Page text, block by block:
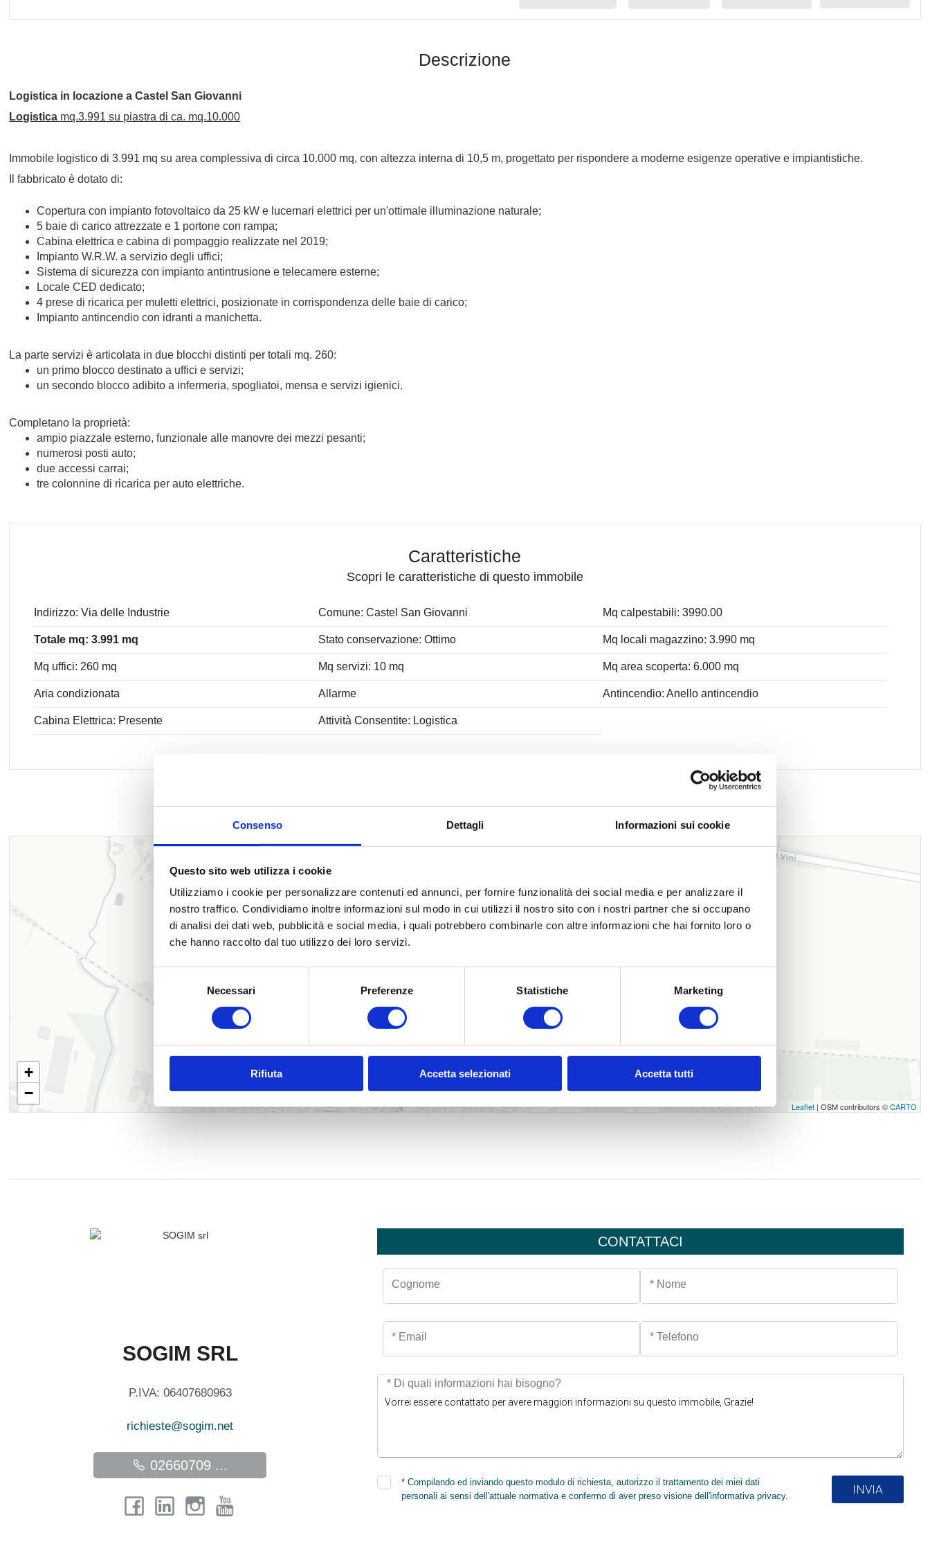
Consenso Dettagli Informazioni sui cookie
Questo sito web utilizza i cookie
Utilizziamo i cookie per personalizzare contenuti ed annunci, per fornire funzionalità dei social media e per analizzare il
nostro traffico. Condividiamo inoltre informazioni sul modo in cui utilizzi il nostro sito con i nostri partner che si occupano
di analisi dei dati web, pubblicità e social media, i quali potrebbero combinarle con altre informazioni che hai fornito loro o
che hanno raccolto dal tuo utilizzo dei loro servizi.
consenso
Necessari Preferenze Statistiche Marketing
Rifiuta Accetta selezionati Accetta tutti
Descrizione
Logistica in locazione aCastel San Giovanni
Logistica mq.3.991 su piastra di ca. mq.10.000
Immobile logistico di 3.991 mq su area complessiva di circa 10.000 mq, con altezza interna di 10,5 m, progettato per rispondere a moderne esigenze operative e impiantistiche.
Il fabbricato è dotato di:
Copertura con impianto fotovoltaico da 25 kW e lucernari elettrici per un'ottimale illuminazione naturale;
5 baie di carico attrezzate e 1 portone con rampa;
Cabina elettrica e cabina di pompaggio realizzate nel 2019;
Impianto W.R.W. a servizio degli uffici;
Sistema di sicurezza con impianto antintrusione e telecamere esterne;
Locale CED dedicato;
4 prese di ricarica per muletti elettrici, posizionate in corrispondenza delle baie di carico;
Impianto antincendio con idranti a manichetta.
La parte servizi è articolata in due blocchi distinti per totali mq. 260:
un primo blocco destinato a uffici e servizi;
un secondo blocco adibito a infermeria, spogliatoi, mensa e servizi igienici.
Completano la proprietà:
ampio piazzale esterno, funzionale alle manovre dei mezzi pesanti;
numerosi posti auto;
due accessi carrai;
tre colonnine di ricarica per auto elettriche.
Caratteristiche
Scopri le caratteristiche di questo immobile
Indirizzo: Via delle Industrie Comune: Castel San Giovanni Mq calpestabili: 3990.00
Totale mq: 3.991 mq Stato conservazione: Ottimo Mq locali magazzino: 3.990 mq
Mq uffici: 260 mq Mq servizi: 10 mq Mq area scoperta: 6.000 mq
Aria condizionata Allarme Antincendio: Anello antincendio
Cabina Elettrica: Presente Attività Consentite: Logistica
Ubicazione immobile
+
−
Leaflet| OSM contributors ©CARTO
SOGIM SRL
P.IVA: 06407680963
richieste@sogim.net
02660709 ...
CONTATTACI
* Nome
Cognome
* Telefono
* Email
* Di quali informazioni hai bisogno?
*Compilando ed inviando questo modulo di richiesta, autorizzo il trattamento dei miei dati
personali ai sensi dell'attuale normativa e confermo di aver preso visione dell'informativa privacy.
INVIA